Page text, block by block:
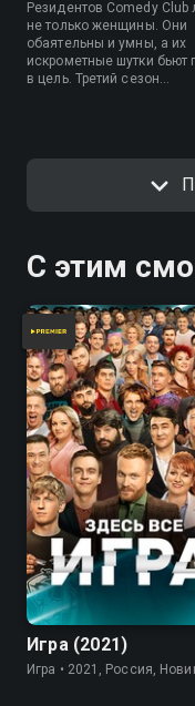
Резидентов Comedy Club
не только женщины. Они
обаятельны и умны, а их
искрометные шутки бьют
в цель. Третий сезон
С этим
7.8
Игра (2021)
Игра • 2021, Россия,